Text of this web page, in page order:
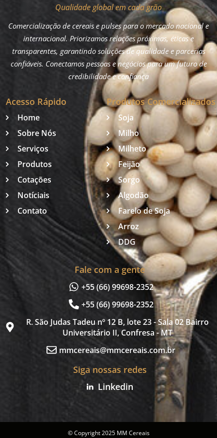
Qualidade global em cada grão
Comercialização de cereais e pulses para o mercado nacional e
internacional. Priorizamos relações próximas, éticas e
transparentes, garantindo soluções de qualidade e parcerias
confiáveis. Conectamos pessoas e negócios para um futuro de
credibilidade e confiança
Acesso Rápido
Home
Sobre Nós
Serviços
Produtos
Cotações
Notíciais
Contato
Produtos Comercializados
Soja
Milho
Milheto
Feijão
Sorgo
Algodão
Farelo de Soja
Arroz
DDG
Fale com a gente
+55 (66) 99698-2352
+55 (66) 99698-2352
R. São Judas Tadeu nº 12 B, lote 23 - Sala 02 Bairro
Universitário II, Confresa - MT
mmcereais@mmcereais.com.br
Siga nossas redes
Linkedin
© Copyright 2025 MM Cereais